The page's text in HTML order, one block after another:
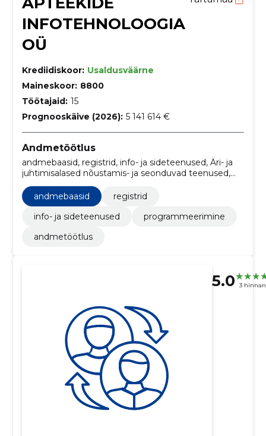
INFOTEHNOLOOGIA
OÜ
Krediidiskoor: Usaldusväärne
Maineskoor: 8800
Töötajaid: 15
Prognooskäive (2026): 5 141 614 €
Andmetöötlus
andmebaasid, registrid, info- ja sideteenused, Äri- ja
juhtimisalased nõustamis- ja seonduvad teenused,
programmeerimine
andmebaasid
registrid
info- ja sideteenused
programmeerimine
andmetöötlus
5.0 3